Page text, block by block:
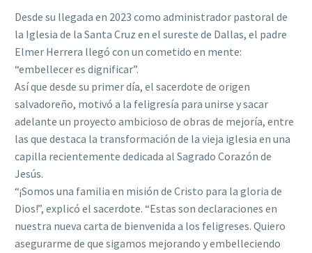
Desde su llegada en 2023 como administrador pastoral de
la Iglesia de la Santa Cruz en el sureste de Dallas, el padre
Elmer Herrera llegó con un cometido en mente:
“embellecer es dignificar”.
Así que desde su primer día, el sacerdote de origen
salvadoreño, motivó a la feligresía para unirse y sacar
adelante un proyecto ambicioso de obras de mejoría, entre
las que destaca la transformación de la vieja iglesia en una
capilla recientemente dedicada al Sagrado Corazón de
Jesús.
“¡Somos una familia en misión de Cristo para la gloria de
Dios!”, explicó el sacerdote. “Estas son declaraciones en
nuestra nueva carta de bienvenida a los feligreses. Quiero
asegurarme de que sigamos mejorando y embelleciendo